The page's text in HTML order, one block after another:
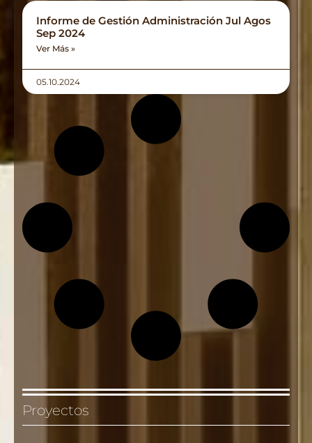
Informe de Gestión Administración Jul Agos
Sep 2024
Ver Más »
05.10.2024
Proyectos